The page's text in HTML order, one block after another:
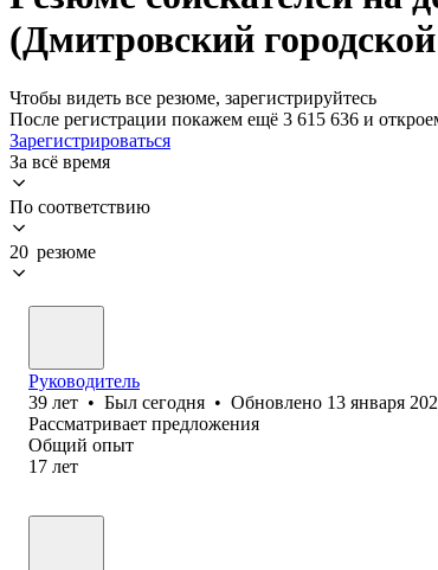
(Дмитровский
Чтобы видеть все резюме, зарегистрируйтесь
После регистрации покажем ещё 3 615 636 и
Зарегистрироваться
За всё время
По соответствию
20 резюме
Руководитель
39 лет • Был сегодня • Обновлено 13 января
Рассматривает предложения
Общий опыт
17 лет